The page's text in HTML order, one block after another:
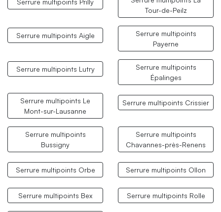
Serrure multipoints Prilly
Tour-de-Peilz
Serrure multipoints Aigle
Serrure multipoints
Payerne
Serrure multipoints Lutry
Serrure multipoints
Épalinges
Serrure multipoints Le
Mont-sur-Lausanne
Serrure multipoints Crissier
Serrure multipoints
Bussigny
Serrure multipoints
Chavannes-près-Renens
Serrure multipoints Orbe Serrure multipoints Ollon
Serrure multipoints Bex Serrure multipoints Rolle